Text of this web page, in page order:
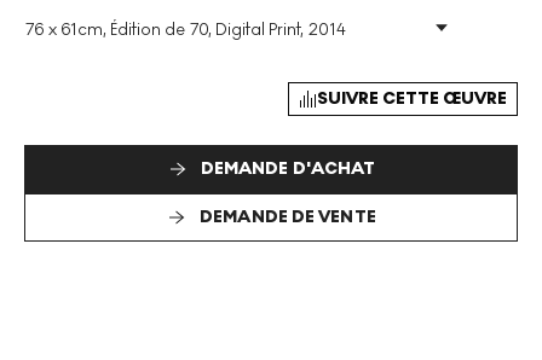
76 x 61cm, Édition de 70, Digital Print, 2014
Technique
Digital Print
Signé: Oui
Signed Print
SUIVRE CETTE ŒUVRE
DEMANDE D'ACHAT
DEMANDE DE VENTE